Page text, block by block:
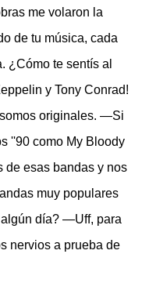
me volaron la
de tu música, cada
¿Cómo te sentís al
y Tony Conrad!
originales. —Si
''90 como My Bloody
de esas bandas y nos
muy populares
día? —Uff, para
nervios a prueba de